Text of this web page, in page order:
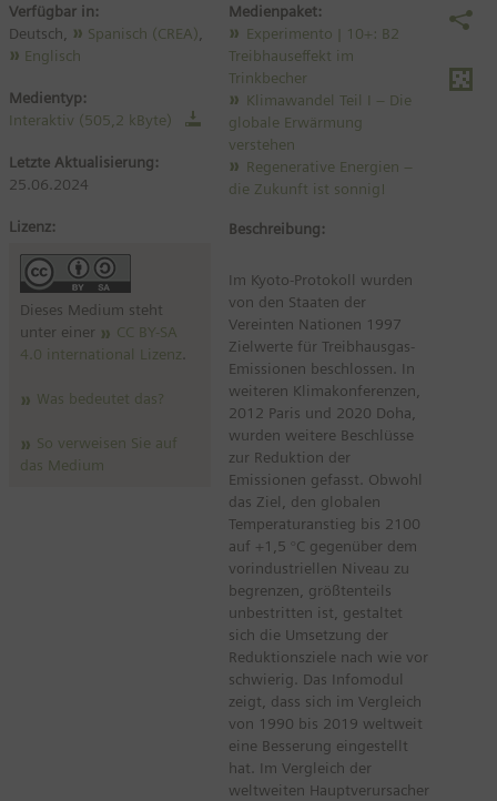
Verfügbar in:
Deutsch,
Spanisch (CREA)
Englisch
Medientyp:
Interaktiv (505,2 kByte)
Letzte Aktualisierung:
25.06.2024
Lizenz:
Dieses Medium steht
unter einer
CC BY-SA
4.0 international Lizenz
Was bedeutet das?
So verweisen Sie auf
das Medium
Medienpaket:
Experimento | 10+: B2
Treibhauseffekt im
Trinkbecher
Klimawandel Teil I – Die
globale Erwärmung
verstehen
Regenerative Energien –
die Zukunft ist sonnig!
Beschreibung:
Im Kyoto-Protokoll wurden
von den Staaten der
Vereinten Nationen 1997
Zielwerte für Treibhausgas-
Emissionen beschlossen. In
weiteren Klimakonferenzen,
2012 Paris und 2020 Doha,
wurden weitere Beschlüsse
zur Reduktion der
Emissionen gefasst. Obwohl
das Ziel, den globalen
Temperaturanstieg bis 2100
auf +1,5 °C gegenüber dem
vorindustriellen Niveau zu
begrenzen, größtenteils
unbestritten ist, gestaltet
sich die Umsetzung der
Reduktionsziele nach wie vor
schwierig. Das Infomodul
zeigt, dass sich im Vergleich
von 1990 bis 2019 weltweit
eine Besserung eingestellt
hat. Im Vergleich der
weltweiten Hauptverursacher